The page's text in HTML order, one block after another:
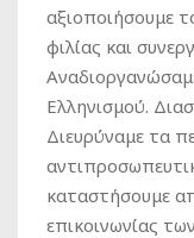
αξιοποιήσουμε
φιλίας και
Ελληνισμού.
Διευρύναμε τα
καταστήσουμε
επικοινωνίας